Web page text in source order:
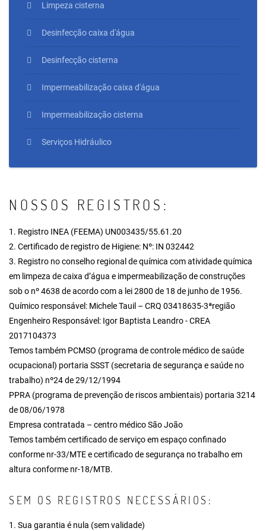
Limpeza cisterna
Desinfecção caixa d'água
Desinfecção cisterna
Impermeabilização caixa d'água
Impermeabilização cisterna
Serviços Hidráulico
NOSSOS REGISTROS:
1. Registro INEA (FEEMA) UN003435/55.61.20
2. Certificado de registro de Higiene: Nº: IN 032442
3. Registro no conselho regional de química com atividade química
em limpeza de caixa d’água e impermeabilização de construções
sob o nº 4638 de acordo com a lei 2800 de 18 de junho de 1956.
Químico responsável: Michele Tauil – CRQ 03418635-3ªregião
Engenheiro Responsável: Igor Baptista Leandro - CREA
2017104373
Temos também PCMSO (programa de controle médico de saúde
ocupacional) portaria SSST (secretaria de segurança e saúde no
trabalho) nº24 de 29/12/1994
PPRA (programa de prevenção de riscos ambientais) portaria 3214
de 08/06/1978
Empresa contratada – centro médico São João
Temos também certificado de serviço em espaço confinado
conforme nr-33/MTE e certificado de segurança no trabalho em
altura conforme nr-18/MTB.
SEM OS REGISTROS NECESSÁRIOS:
1. Sua garantia é nula (sem validade)